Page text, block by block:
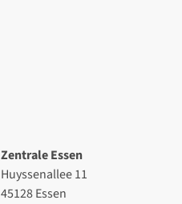
Zentrale Essen
Huyssenallee 11
45128 Essen